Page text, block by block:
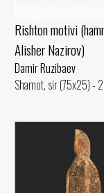
Rishton motivi
Alisher Nazirov)
Damir Ruzibaev
Shamot, sir (75x25) -